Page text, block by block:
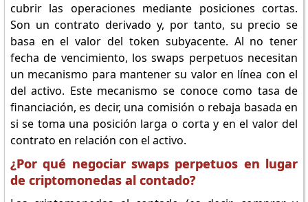
cubrir las operaciones mediante posiciones cortas.
Son un contrato derivado y, por tanto, su precio se
basa en el valor del token subyacente. Al no tener
fecha de vencimiento, los swaps perpetuos necesitan
un mecanismo para mantener su valor en línea con el
del activo. Este mecanismo se conoce como tasa de
financiación, es decir, una comisión o rebaja basada en
si se toma una posición larga o corta y en el valor del
contrato en relación con el activo.
¿Por qué negociar swaps perpetuos en lugar
de criptomonedas al contado?